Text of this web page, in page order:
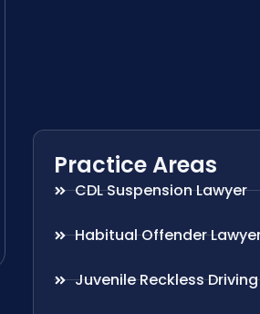
Practice Areas
CDL Suspension Lawyer
Habitual Offender
Juvenile Reckless Driving